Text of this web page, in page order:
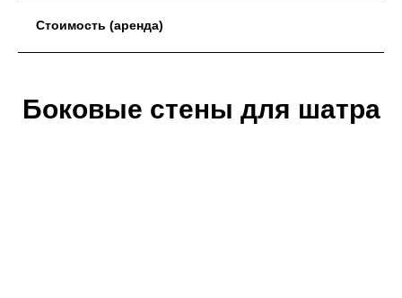
Стоимость (аренда)
Боковые стены для шатра